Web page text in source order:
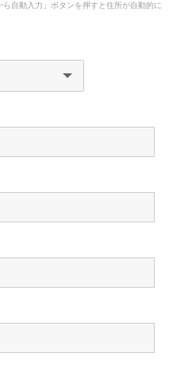
自動入力」ボタンを押すと住所が自動的に